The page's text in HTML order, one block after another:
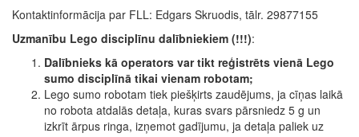
Kontaktinformācija par FLL: Edgars Skruodis, tālr. 29877155
Uzmanību Lego disciplīnu dalībniekiem (!!!):
Dalībnieks kā operators var tikt reģistrēts vienā Lego
sumo disciplīnā tikai vienam robotam;
Lego sumo robotam tiek piešķirts zaudējums, ja cīņas laikā
no robota atdalās detaļa, kuras svars pārsniedz 5 g un
izkrīt ārpus ringa, izņemot gadījumu, ja detaļa paliek uz